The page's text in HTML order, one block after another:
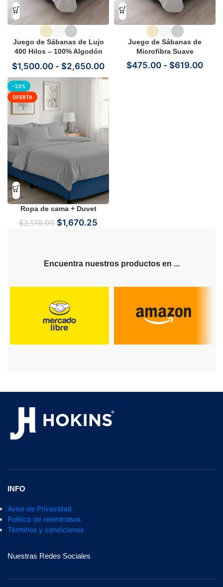
Juego de Sábanas de Lujo
400 Hilos – 100% Algodón
Puro
$1,500.00 - $2,650.00
Juego de Sábanas de
Microfibra Suave
$475.00 - $619.00
-23%
OFERTA
Ropa de cama + Duvet
$2,179.00 $1,670.25
Encuentra nuestros productos en ...
INFO
Aviso de Privacidad
Política de reembolsos
Términos y condiciones
Nuestras Redes Sociales